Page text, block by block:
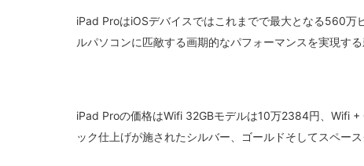
iPad ProはiOSデバイスではこれまでで最大となる560
ルパソコンに匹敵する画期的なパフォーマンスを実現す
iPad Proの価格はWifi 32GBモデルは10万2384円、Wifi
ック仕上げが施されたシルバー、ゴールドそしてスペー